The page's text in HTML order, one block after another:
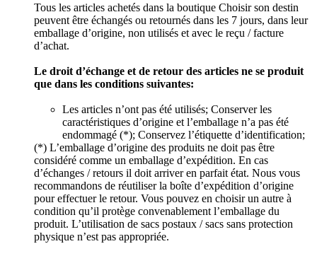
Tous les articles achetés dans la boutique Choisir son destin
peuvent être échangés ou retournés dans les 7 jours, dans leur
emballage d’origine, non utilisés et avec le reçu / facture
d’achat.
Le droit d’échange et de retour des articles ne se produit
que dans les conditions suivantes:
Les articles n’ont pas été utilisés; Conserver les
caractéristiques d’origine et l’emballage n’a pas été
endommagé (*); Conservez l’étiquette d’identification;
(*) L’emballage d’origine des produits ne doit pas être
considéré comme un emballage d’expédition. En cas
d’échanges / retours il doit arriver en parfait état. Nous vous
recommandons de réutiliser la boîte d’expédition d’origine
pour effectuer le retour. Vous pouvez en choisir un autre à
condition qu’il protège convenablement l’emballage du
produit. L’utilisation de sacs postaux / sacs sans protection
physique n’est pas appropriée.